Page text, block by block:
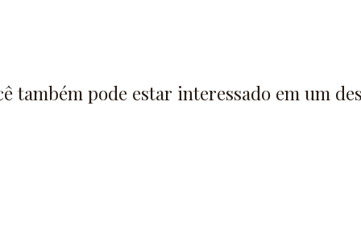
também pode estar interessado em um